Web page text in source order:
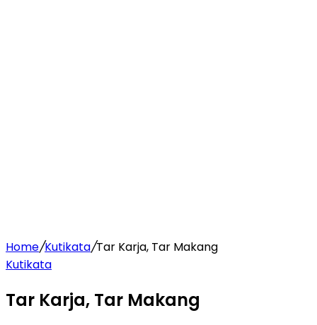
Home/Kutikata/Tar Karja, Tar Makang
Kutikata
Tar Karja, Tar Makang